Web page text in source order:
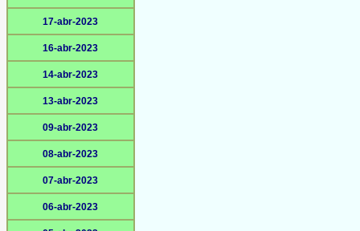
17-abr-2023
16-abr-2023
14-abr-2023
13-abr-2023
09-abr-2023
08-abr-2023
07-abr-2023
06-abr-2023